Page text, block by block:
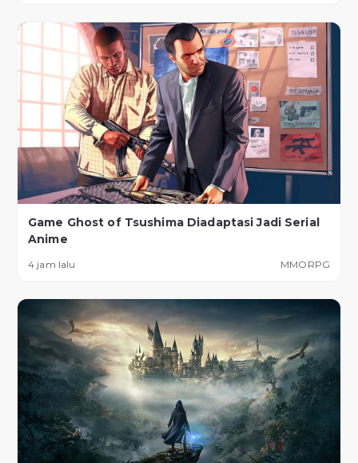
Game Ghost of Tsushima Diadaptasi Jadi Serial
Anime
4 jam lalu MMORPG